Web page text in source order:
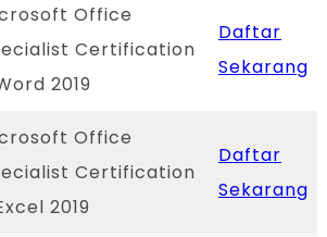
Office
Certification
2019
Daftar
Sekarang
Office
Certification
2019
Daftar
Sekarang